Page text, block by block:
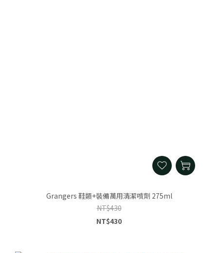
Grangers 鞋類+裝備萬用清潔噴劑 275ml
NT$430
NT$430